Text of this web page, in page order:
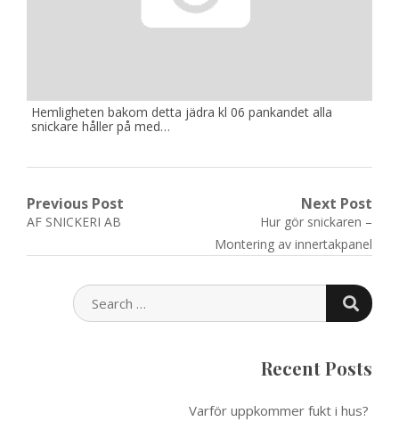
Hemligheten bakom detta jädra kl 06 pankandet alla
snickare håller på med…
Post
Previous Post
Previous
AF SNICKERI AB
Next Post
Next
post:
Hur gör snickaren –
Montering av innertakpanel
SEARCH
FOR:
Recent Posts
Varför uppkommer fukt i hus?